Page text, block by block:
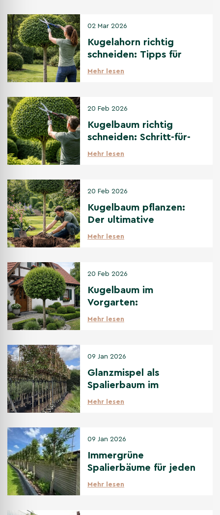
02 Mar 2026
Kugelahorn richtig
schneiden: Tipps für
den perfekten
Mehr lesen
20 Feb 2026
Kugelbaum richtig
schneiden: Schritt-für-
Schritt Anleitung
Mehr lesen
20 Feb 2026
Kugelbaum pflanzen:
Der ultimative
Pflanzguide für
Mehr lesen
20 Feb 2026
Kugelbaum im
Vorgarten:
Gestaltungsideen & die
Mehr lesen
09 Jan 2026
Glanzmispel als
Spalierbaum im
Vergleich zu anderen
Mehr lesen
09 Jan 2026
Immergrüne
Spalierbäume für jeden
Standort: Sonne bis
Mehr lesen